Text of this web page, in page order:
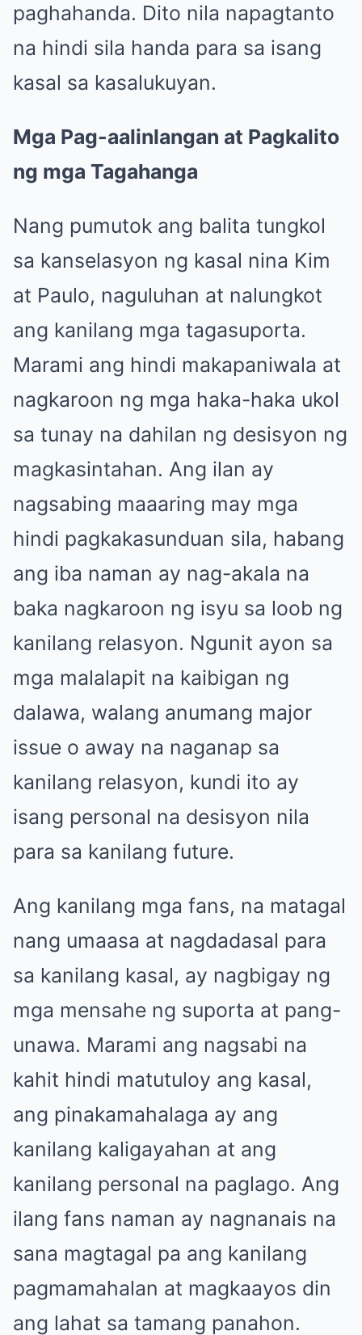
paghahanda. Dito nila napagtanto
na hindi sila handa para sa isang
kasal sa kasalukuyan.
Mga Pag-aalinlangan at Pagkalito
ng mga Tagahanga
Nang pumutok ang balita tungkol
sa kanselasyon ng kasal nina Kim
at Paulo, naguluhan at nalungkot
ang kanilang mga tagasuporta.
Marami ang hindi makapaniwala at
nagkaroon ng mga haka-haka ukol
sa tunay na dahilan ng desisyon ng
magkasintahan. Ang ilan ay
nagsabing maaaring may mga
hindi pagkakasunduan sila, habang
ang iba naman ay nag-akala na
baka nagkaroon ng isyu sa loob ng
kanilang relasyon. Ngunit ayon sa
mga malalapit na kaibigan ng
dalawa, walang anumang major
issue o away na naganap sa
kanilang relasyon, kundi ito ay
isang personal na desisyon nila
para sa kanilang future.
Ang kanilang mga fans, na matagal
nang umaasa at nagdadasal para
sa kanilang kasal, ay nagbigay ng
mga mensahe ng suporta at pang-
unawa. Marami ang nagsabi na
kahit hindi matutuloy ang kasal,
ang pinakamahalaga ay ang
kanilang kaligayahan at ang
kanilang personal na paglago. Ang
ilang fans naman ay nagnanais na
sana magtagal pa ang kanilang
pagmamahalan at magkaayos din
ang lahat sa tamang panahon.